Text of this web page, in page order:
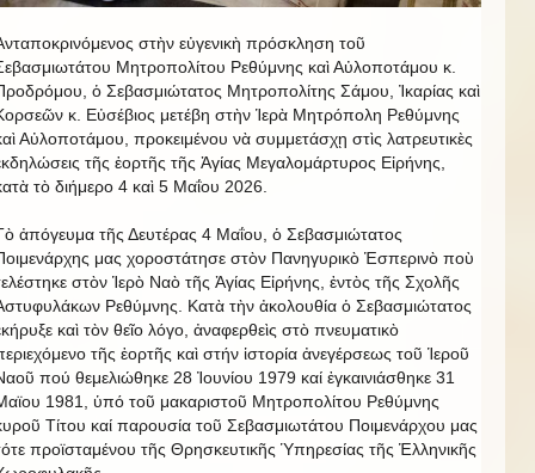
στὴν εὐγενικὴ πρόσκληση τοῦ
Μητροπολίτου Ρεθύμνης καὶ Αὐλοποτάμου κ.
ὁ Σεβασμιώτατος Μητροπολίτης Σάμου, Ἰκαρίας καὶ
κ. Εὐσέβιος μετέβη στὴν Ἱερὰ Μητρόπολη Ρεθύμνης
Αὐλοποτάμου, προκειμένου νὰ συμμετάσχῃ στὶς λατρευτικὲς
τῆς ἑορτῆς τῆς Ἁγίας Μεγαλομάρτυρος Εἰρήνης,
τὸ διήμερο 4 καὶ 5 Μαΐου 2026.
ἀπόγευμα τῆς Δευτέρας 4 Μαΐου, ὁ Σεβασμιώτατος
μας χοροστάτησε στὸν Πανηγυρικὸ Ἑσπερινὸ ποὺ
στὸν Ἱερὸ Ναὸ τῆς Ἁγίας Εἰρήνης, ἐντὸς τῆς Σχολῆς
Ρεθύμνης. Κατὰ τὴν ἀκολουθία ὁ Σεβασμιώτατος
καὶ τὸν θεῖο λόγο, ἀναφερθεὶς στὸ πνευματικὸ
τῆς ἑορτῆς καὶ στήν ἱστορία ἀνεγέρσεως τοῦ Ἱεροῦ
πού θεμελιώθηκε 28 Ἰουνίου 1979 καί ἐγκαινιάσθηκε 31
1981, ὑπό τοῦ μακαριστοῦ Μητροπολίτου Ρεθύμνης
Τίτου καί παρουσία τοῦ Σεβασμιωτάτου Ποιμενάρχου μας
προϊσταμένου τῆς Θρησκευτικῆς Ὑπηρεσίας τῆς Ἑλληνικῆς